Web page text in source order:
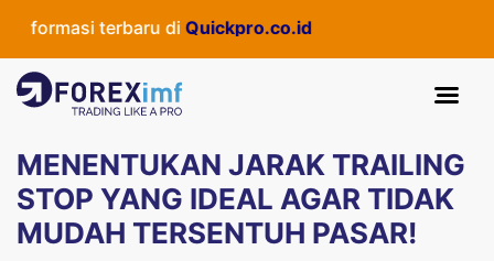
terbaru diQuickpro.co.id
MENENTUKAN JARAK TRAILING
STOP YANG IDEAL AGAR TIDAK
MUDAH TERSENTUH PASAR!